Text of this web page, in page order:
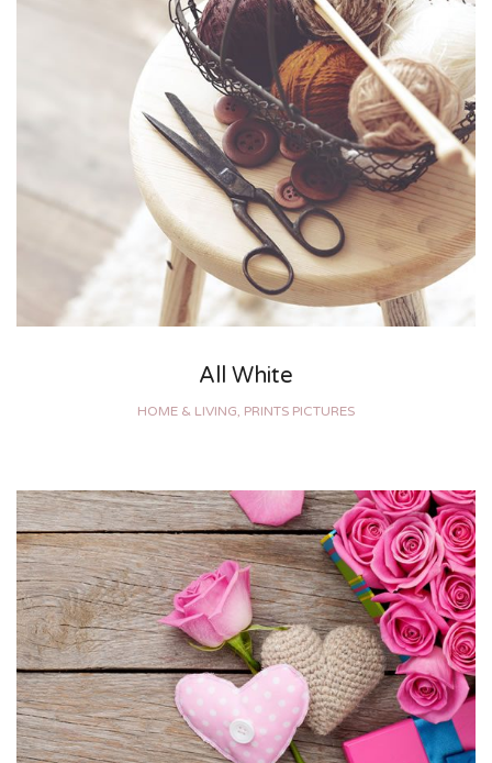
All White
HOME & LIVING, PRINTS PICTURES